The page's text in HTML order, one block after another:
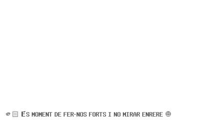
🫵🏻 𝗘́𝗦 𝗠𝗢𝗠𝗘𝗡𝗧 𝗗𝗘 𝗙𝗘𝗥-𝗡𝗢𝗦 𝗙𝗢𝗥𝗧𝗦 𝗜 𝗡𝗢 𝗠𝗜𝗥𝗔𝗥 𝗘𝗡𝗥𝗘𝗥𝗘 🧅